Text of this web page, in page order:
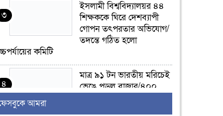
৩
ইসলামী বিশ্ববিদ্যালয়র ৪৪
শিক্ষককে ঘিরে দেশব্যাপী
গোপন তৎপরতার অভিযোগ/
তদন্তে গঠিত হলো
কমিটি
৪
মাত্র ৯১ টন ভারতীয় মরিচেই
ভেঙে পড়ল বাজার/৪০০
আমরা